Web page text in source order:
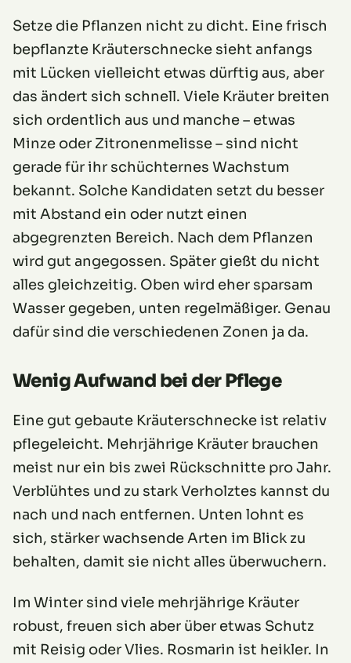
Setze die Pflanzen nicht zu dicht. Eine frisch
bepflanzte Kräuterschnecke sieht anfangs
mit Lücken vielleicht etwas dürftig aus, aber
das ändert sich schnell. Viele Kräuter breiten
sich ordentlich aus und manche – etwas
Minze oder Zitronenmelisse – sind nicht
gerade für ihr schüchternes Wachstum
bekannt. Solche Kandidaten setzt du besser
mit Abstand ein oder nutzt einen
abgegrenzten Bereich. Nach dem Pflanzen
wird gut angegossen. Später gießt du nicht
alles gleichzeitig. Oben wird eher sparsam
Wasser gegeben, unten regelmäßiger. Genau
dafür sind die verschiedenen Zonen ja da.
Wenig Aufwand bei der Pflege
Eine gut gebaute Kräuterschnecke ist relativ
pflegeleicht. Mehrjährige Kräuter brauchen
meist nur ein bis zwei Rückschnitte pro Jahr.
Verblühtes und zu stark Verholztes kannst du
nach und nach entfernen. Unten lohnt es
sich, stärker wachsende Arten im Blick zu
behalten, damit sie nicht alles überwuchern.
Im Winter sind viele mehrjährige Kräuter
robust, freuen sich aber über etwas Schutz
mit Reisig oder Vlies. Rosmarin ist heikler. In